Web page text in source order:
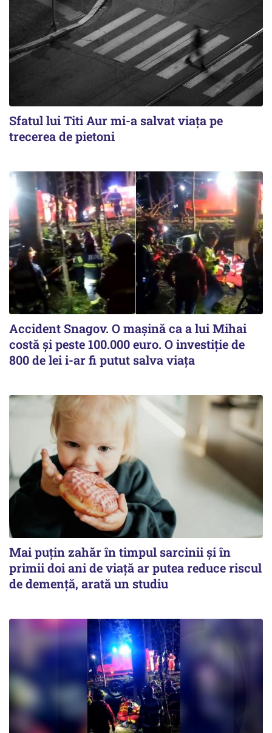
Sfatul lui Titi Aur mi-a salvat viaţa pe
trecerea de pietoni
Accident Snagov. O mașină ca a lui Mihai
costă și peste 100.000 euro. O investiție de
800 de lei i-ar fi putut salva viața
Mai puțin zahăr în timpul sarcinii și în
primii doi ani de viață ar putea reduce riscul
de demență, arată un studiu